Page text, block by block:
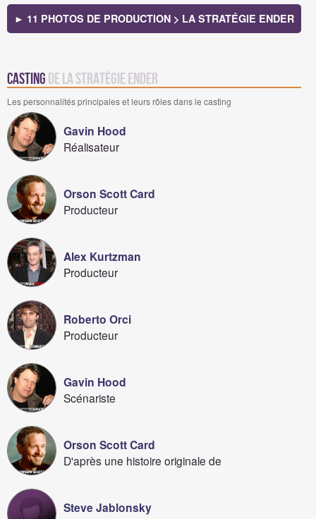
► 11 PHOTOS DE PRODUCTION > LA STRATÉGIE ENDER
Casting de La Stratégie Ender
Les personnalités principales et leurs rôles dans le casting
Gavin Hood
Réalisateur
Orson Scott Card
Producteur
Alex Kurtzman
Producteur
Roberto Orci
Producteur
Gavin Hood
Scénariste
Orson Scott Card
D'après une histoire originale de
Steve Jablonsky